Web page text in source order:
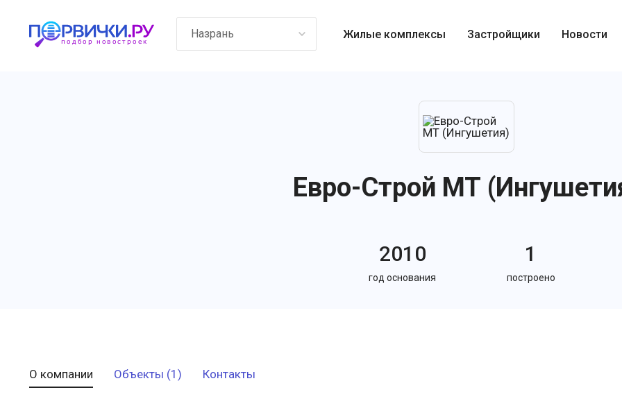
Назрань Жилые комплексы Застройщики Новости
Евро-Строй МТ
2010
год основания
1
построено
О компании Объекты (1) Контакты